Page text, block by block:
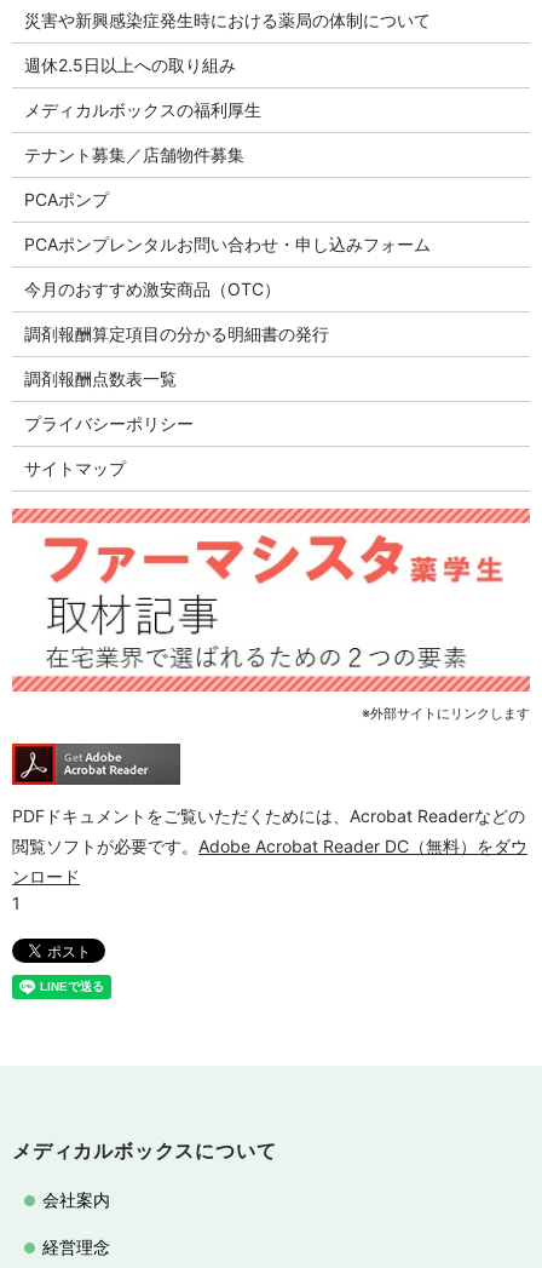
災害や新興感染症発生時における薬局の体制について
週休2.5日以上への取り組み
メディカルボックスの福利厚生
テナント募集／店舗物件募集
PCAポンプ
PCAポンプレンタルお問い合わせ・申し込みフォーム
今月のおすすめ激安商品（OTC）
調剤報酬算定項目の分かる明細書の発行
調剤報酬点数表一覧
プライバシーポリシー
サイトマップ
※外部サイトにリンクします
PDFドキュメントをご覧いただくためには、Acrobat Readerなどの
閲覧ソフトが必要です。 Adobe Acrobat Reader DC（無料）をダウ
ンロード
メディカルボックスについて
会社案内
経営理念